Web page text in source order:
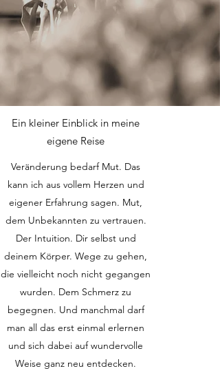
Ein kleiner Einblick in meine
eigene Reise
Veränderung bedarf Mut. Das
kann ich aus vollem Herzen und
eigener Erfahrung sagen. Mut,
dem Unbekannten zu vertrauen.
Der Intuition. Dir selbst und
deinem Körper. Wege zu gehen,
die vielleicht noch nicht gegangen
wurden. Dem Schmerz zu
begegnen. Und manchmal darf
man all das erst einmal erlernen
und sich dabei auf wundervolle
Weise ganz neu entdecken.